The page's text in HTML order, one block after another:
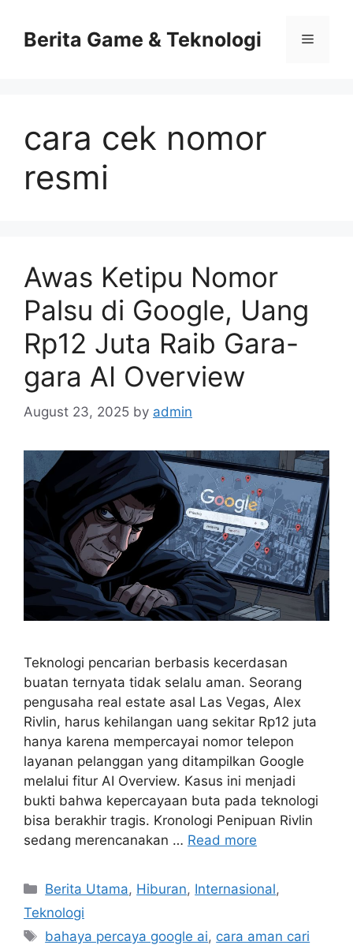
contentBerita Game & Teknologi Menu
cara cek nomor
resmi
Awas Ketipu Nomor
Palsu di Google, Uang
Rp12 Juta Raib Gara-
gara AI Overview
August 23, 2025 by admin
Teknologi pencarian berbasis kecerdasan
buatan ternyata tidak selalu aman. Seorang
pengusaha real estate asal Las Vegas, Alex
Rivlin, harus kehilangan uang sekitar Rp12 juta
hanya karena mempercayai nomor telepon
layanan pelanggan yang ditampilkan Google
melalui fitur AI Overview. Kasus ini menjadi
bukti bahwa kepercayaan buta pada teknologi
bisa berakhir tragis. Kronologi Penipuan Rivlin
sedang merencanakan … Read more
C
a
Berita Utama, Hiburan, Internasional,
Teknologi
T
bahaya percaya google ai, cara aman cari